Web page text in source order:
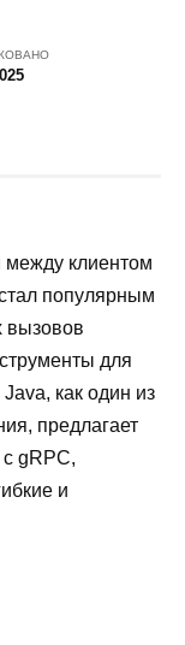
между клиентом
популярным
вызовов
для
как один из
предлагает
gRPC,
и